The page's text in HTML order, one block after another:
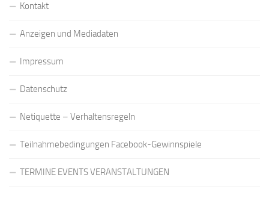
Kontakt
Anzeigen und Mediadaten
Impressum
Datenschutz
Netiquette – Verhaltensregeln
Teilnahmebedingungen Facebook-Gewinnspiele
TERMINE EVENTS VERANSTALTUNGEN